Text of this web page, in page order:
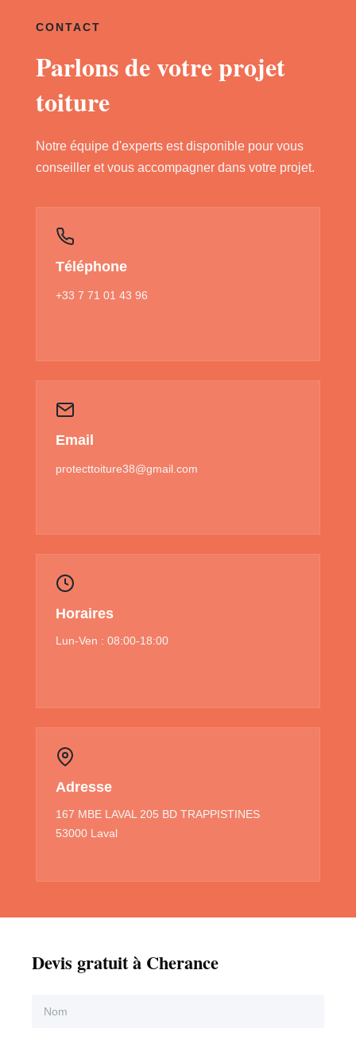
CONTACT
Parlons de votre projet
toiture
Notre équipe d'experts est disponible pour vous
conseiller et vous accompagner dans votre projet.
Téléphone
+33 7 71 01 43 96
Email
protecttoiture38@gmail.com
Horaires
Lun-Ven : 08:00-18:00
Adresse
167 MBE LAVAL 205 BD TRAPPISTINES
53000 Laval
Devis gratuit à Cherance